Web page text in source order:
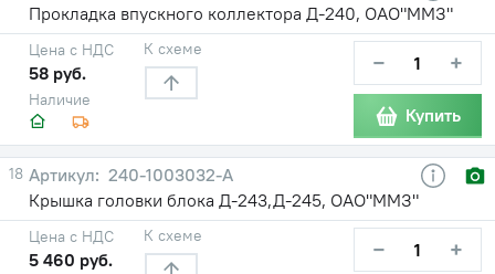
Прокладка впускного коллектора Д-240, ОАО"ММЗ"
Наличие
Цена с НДС
58 руб.
К схеме − +
Купить
18
240-1003032-А
Крышка головки блока Д-243,Д-245, ОАО"ММЗ"
Цена с НДС
5 460 руб.
К схеме − +